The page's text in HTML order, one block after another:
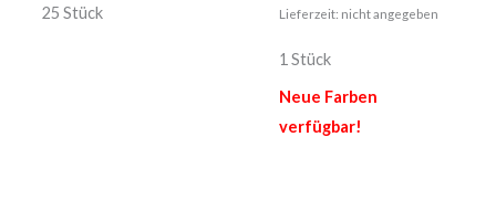
25 Stück
Lieferzeit: nicht angegeben
1 Stück
Neue Farben
verfügbar!